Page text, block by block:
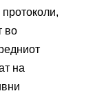
во
на